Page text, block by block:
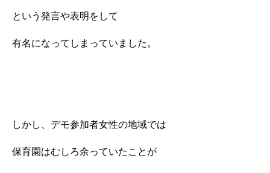
という発言や表明をして
有名になってしまっていました。
しかし、デモ参加者女性の地域では
保育園はむしろ余っていたことが